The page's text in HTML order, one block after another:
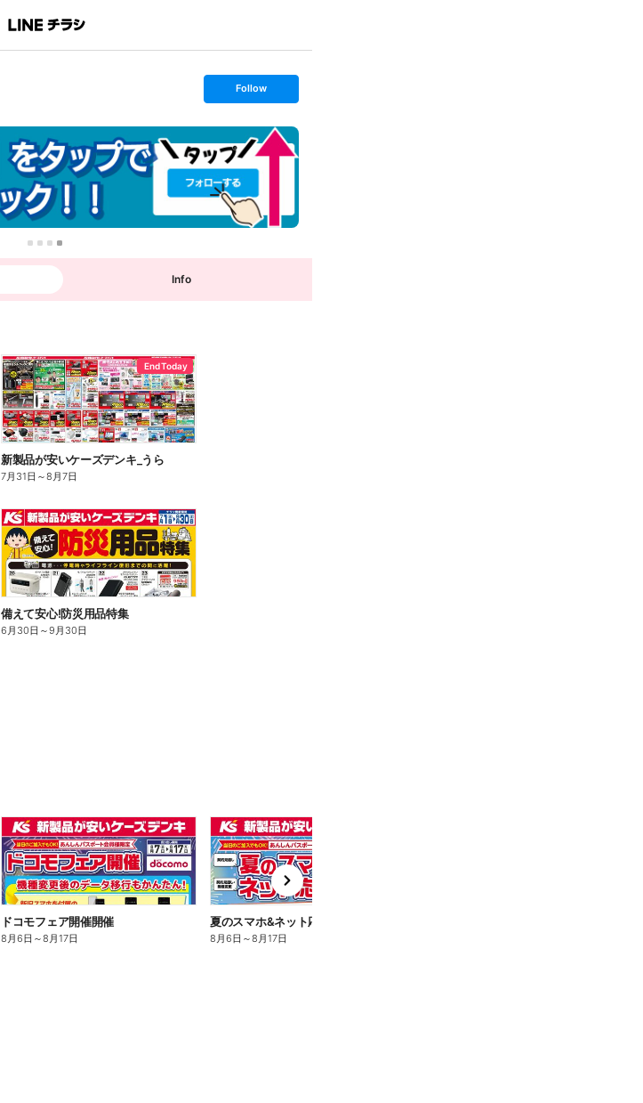
s
t
o
l
o
w
Follow
Info
End Today
新製品が安いケーズデンキ_うら
7月31日 ～8月7日
備えて安心!防災用品特集
6月30日 ～9月30日
ドコモフェア開催開催
8月6日 ～8月17日
夏のスマホ&ネット応援フェア
8月6日 ～8月17日
n
e
x
t